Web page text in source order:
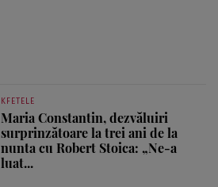
KFETELE
Maria Constantin, dezvăluiri
surprinzătoare la trei ani de la
nunta cu Robert Stoica: „Ne-a
luat...